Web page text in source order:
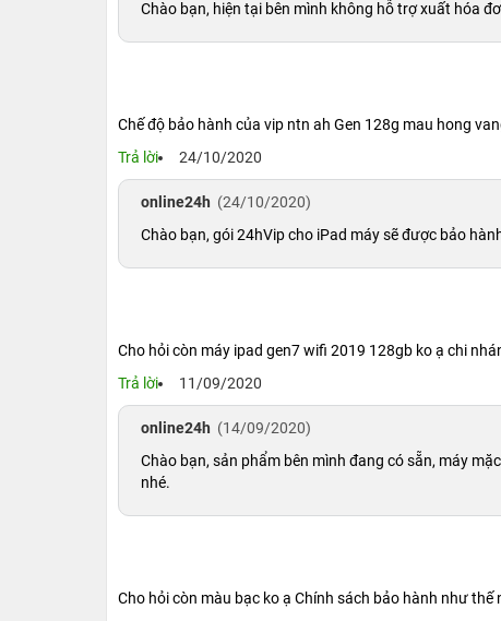
Chào bạn, hiện tại bên mình không hỗ trợ xuất hóa
Chế độ bảo hành của vip ntn ah Gen 128g mau hong
Trả lời
24/10/2020
online24h (24/10/2020)
Chào bạn, gói 24hVip cho iPad máy sẽ được bảo
Cho hỏi còn máy ipad gen7 wifi 2019 128gb ko ạ chi
Trả lời
11/09/2020
online24h (14/09/2020)
Chào bạn, sản phẩm bên mình đang có sẵn, máy
nhé.
Cho hỏi còn màu bạc ko ạ Chính sách bảo hành như thế